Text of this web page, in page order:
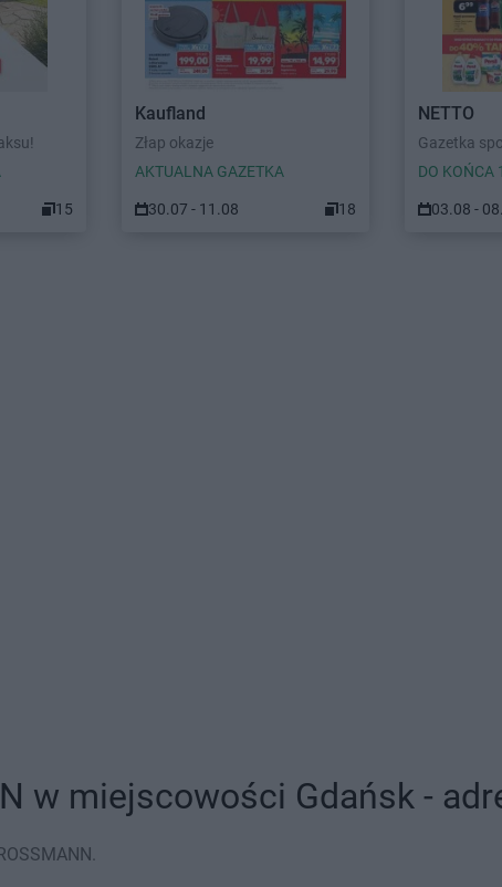
15
Kaufland
Złap okazje
AKTUALNA GAZETKA
30.07 - 11.08 18
NETTO
Gazetka
DO KOŃCA
03.08 -
w miejscowości Gdańsk -